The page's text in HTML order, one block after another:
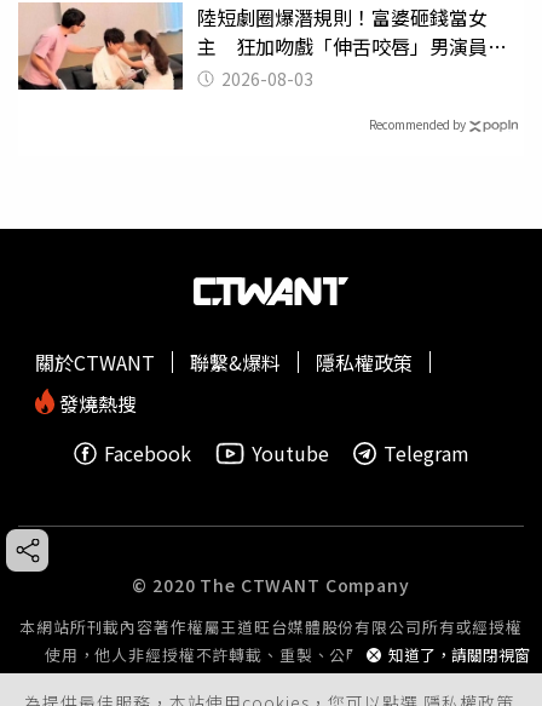
陸短劇圈爆潛規則！富婆砸錢當女
主 狂加吻戲「伸舌咬唇」男演員崩
潰 2026-08-03
Recommended by
知道了，請關閉視窗
關於CTWANT 聯繫&爆料
隱私權政策
發燒熱搜
Facebook
Youtube Telegram
© 2020 The CTWANT Company
本網站所刊載內容著作權屬王道旺台媒體股份有限公司所有或經授權
使用，他人非經授權不許轉載、重製、公開播送或公開傳輸。